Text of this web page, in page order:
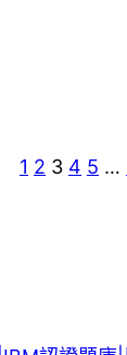
1 2 3 4 5 …